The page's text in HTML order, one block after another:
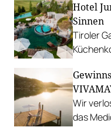
Hotel
Sinnen
Tiroler
Wir
das